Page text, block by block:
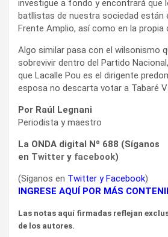
investigue a fondo y encontrará que
batllistas de nuestra sociedad están
Frente Amplio, así como en la propia
Algo similar pasa con el wilsonismo
sobrevivir dentro del Partido
que Lacalle Pou es el dirigente
esposa no descarta votar a Tabaré
Por Raúl Legnani
Periodista y maestro
La ONDA digital Nº 688 (Síganos
en Twitter y facebook)
(Síganos en Twitter yFacebook)
INGRESE AQUÍ POR MÁS
Las notas aquí firmadas reflejan
de los autores.